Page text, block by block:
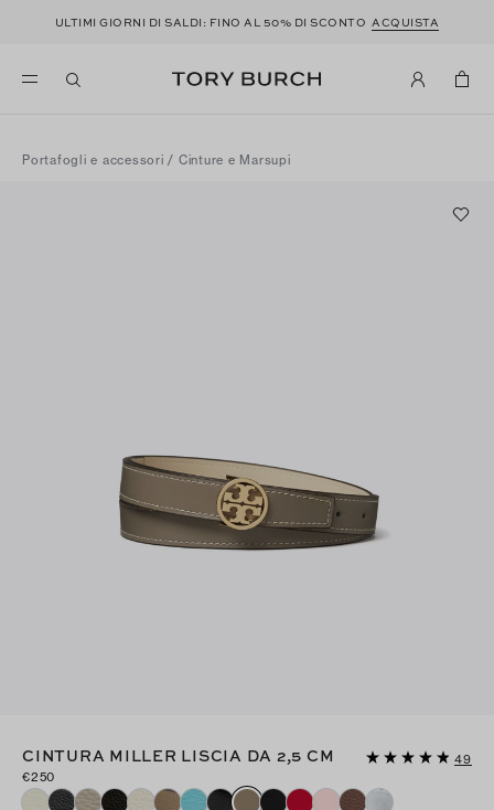
ULTIMI GIORNI DI SALDI: FINO AL 50% DI SCONTO ACQUISTA
Portafogli e accessori / Cinture e Marsupi
CINTURA MILLER LISCIA DA 2,5 CM
49
€250